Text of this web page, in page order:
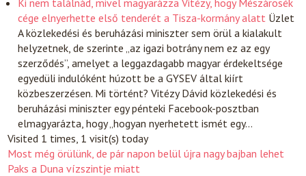
Ki nem találnád, mivel magyarázza Vitézy, hogy Mészárosék
cége elnyerhette első tenderét a Tisza-kormány alatt Üzlet
A közlekedési és beruházási miniszter sem örül a kialakult
helyzetnek, de szerinte „az igazi botrány nem ez az egy
szerződés”, amelyet a leggazdagabb magyar érdekeltsége
egyedüli indulóként húzott be a GYSEV által kiírt
közbeszerzésen. Mi történt? Vitézy Dávid közlekedési és
beruházási miniszter egy pénteki Facebook-posztban
elmagyarázta, hogy „hogyan nyerhetett ismét egy…
Visited 1 times, 1 visit(s) today
Most még örülünk, de pár napon belül újra nagy bajban lehet
Paks a Duna vízszintje miatt